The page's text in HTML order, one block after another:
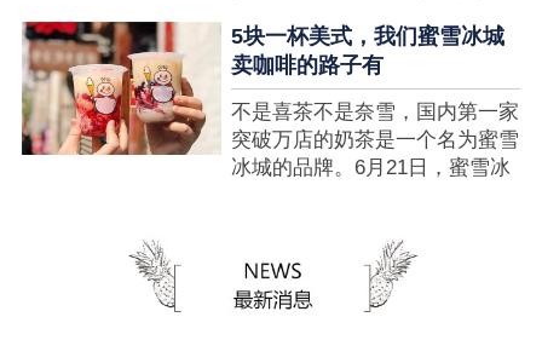
了，这个连名字都没怎么听过的
奶茶店，怎么就悄咪咪地开了这
么多家了？ 也许大家对
5000 家店是什么量级没什么概
念，我来给对....
5块一杯美式，我们蜜雪冰城
卖咖啡的路子有
不是喜茶不是奈雪，国内第一家
突破万店的奶茶是一个名为蜜雪
冰城的品牌。6月21日，蜜雪冰
家，买多少送多少”的横幅，这
个自1997年开始营业的街边奶
茶店正逐渐展露它的锋芒。不过